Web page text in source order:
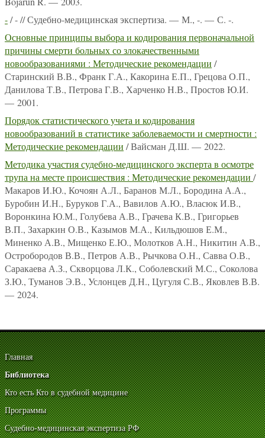
-/ - // Судебно-медицинская экспертиза. — М., -. — С. -.
Основные принципы выбора и кодирования первоначальной
причины смерти больных со злокачественными
новообразованиями : Методические рекомендации /
Старинский В.В., Франк Г.А., Какорина Е.П., Грецова О.П.,
Данилова Т.В., Петрова Г.В., Харченко Н.В., Простов Ю.И.
— 2001.
Порядок статистического учета и кодирования
новообразований в статистике заболеваемости и смертности :
Методические рекомендации / Вайсман Д.Ш. — 2022.
Методика участия судебно-медицинского эксперта в осмотре
трупа на месте происшествия : Методические рекомендации /
Макаров И.Ю., Кочоян А.Л., Баранов М.Л., Бородина А.А.,
Буробин И.Н., Буруков Г.А., Вавилов А.Ю., Власюк И.В.,
Воронкина Ю.М., Голубева А.В., Грачева К.В., Григорьев
В.П., Захаркин О.В., Казымов М.А., Кильдюшов Е.М.,
Миненко А.В., Мищенко Е.Ю., Молотков А.Н., Никитин А.В.,
Остробородов В.В., Петров А.В., Рычкова О.Н., Савва О.В.,
Саракаева А.З., Скворцова Л.К., Соболевский М.С., Соколова
З.Ю., Туманов Э.В., Услонцев Д.Н., Цугуля С.В., Яковлев В.В.
— 2024.
Главная
Библиотека
Кто есть Кто в судебной медицине
Программы
Судебно-медицинская экспертиза РФ